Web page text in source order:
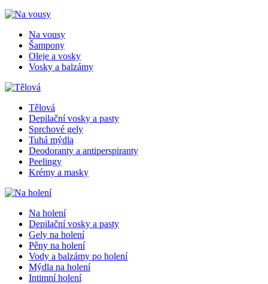
Na vousy
Šampony
Oleje a vosky
Vosky a balzámy
Tělová
Depilační vosky a pasty
Sprchové gely
Tuhá mýdla
Deodoranty a antiperspiranty
Peelingy
Krémy a masky
Na holení
Depilační vosky a pasty
Gely na holení
Pěny na holení
Vody a balzámy po holení
Mýdla na holení
Intimní holení